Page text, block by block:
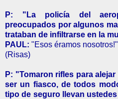
P: "La policía del
preocupados por algunos
trataban de infiltrarse en la
PAUL: "Esos éramos nosotros!"
(Risas)
P: "Tomaron rifles para
ser un fiasco, de todos
tipo de seguro llevan